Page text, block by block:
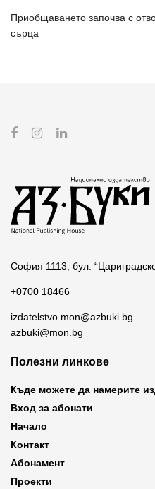
Приобщаването започва с
сърца
София 1113, бул.
+0700 18466
izdatelstvo.mon@azbuki.bg
azbuki@mon.bg
Полезни линкове
Къде можете да намерите
Вход за абонати
Начало
Контакт
Абонамент
Проекти